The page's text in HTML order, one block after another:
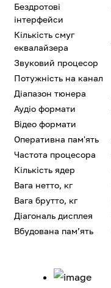
Бездротові
інтерфейси
Кількість смуг
еквалайзера
Звуковий процесор
Потужність на канал
Діапазон тюнера
Аудіо формати
Відео формати
Оперативна пам'ять
Частота процесора
Кількість ядер
Вага нетто, кг
Вага брутто, кг
Діагональ дисплея
Вбудована памʼять